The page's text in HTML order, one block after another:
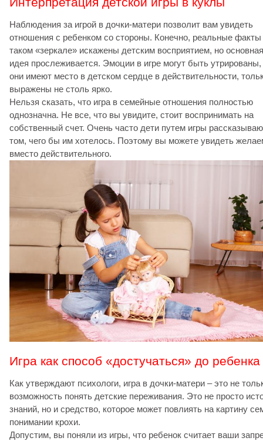
Наблюдения за игрой в дочки-матери позволит вам увидеть
отношения с ребенком со стороны. Конечно, реальные факты
таком «зеркале» искажены детским восприятием, но основная
идея прослеживается. Эмоции в игре могут быть утрированы,
они имеют место в детском сердце в действительности,
выражены не столь ярко.
Нельзя сказать, что игра в семейные отношения полностью
однозначна. Не все, что вы увидите, стоит воспринимать на
собственный счет. Очень часто дети путем игры
том, чего бы им хотелось. Поэтому вы можете увидеть
вместо действительного.
Игра как способ «достучаться» до ребенка
Как утверждают психологи, игра в дочки-матери – это не
возможность понять детские переживания. Это не просто
знаний, но и средство, которое может повлиять на картину
понимании крохи.
Допустим, вы поняли из игры, что ребенок считает ваши